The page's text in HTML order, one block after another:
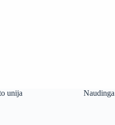
unija Naudinga